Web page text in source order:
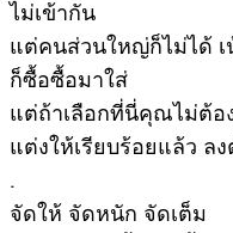
ไม่เข้ากัน
แต่คนส่วนใหญ่ก็ไม่ได้ เ
ก็ซื้อซื้อมาใส่
แต่ถ้าเลือกที่นี่คุณไม่ต้อ
แต่งให้เรียบร้อยแล้ว ล
.
จัดให้ จัดหนัก จัดเต็ม